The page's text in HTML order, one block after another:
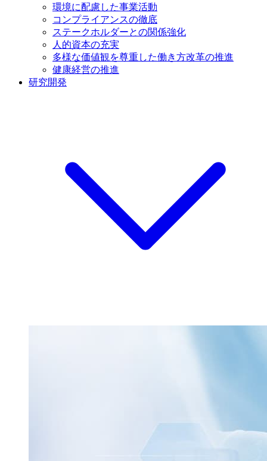
環境に配慮した事業活動
コンプライアンスの徹底
ステークホルダーとの関係強化
人的資本の充実
多様な価値観を尊重した働き方改革の推進
健康経営の推進
研究開発